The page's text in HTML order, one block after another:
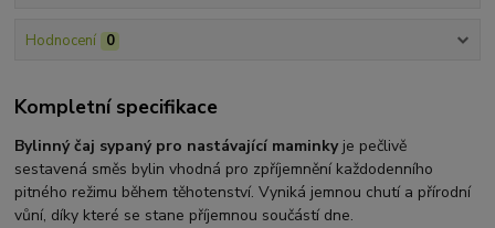
Hodnocení 0
Kompletní specifikace
Bylinný čaj sypaný pro nastávající maminkyje pečlivě
sestavená směs bylin vhodná pro zpříjemnění každodenního
pitného režimu během těhotenství. Vyniká jemnou chutí a přírodní
vůní, díky které se stane příjemnou součástí dne.